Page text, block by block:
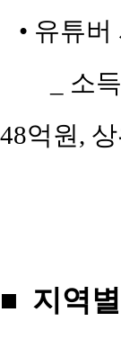
• 유튜버
_ 소
48억원,
■ 지역